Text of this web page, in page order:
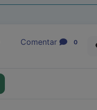
Comentar 0